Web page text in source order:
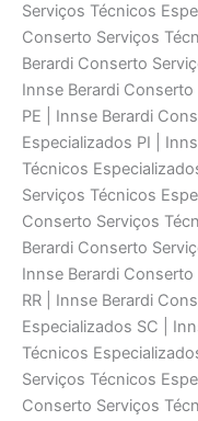
Serviços Técnicos
Conserto Serviços
Berardi Conserto
Innse Berardi
PE | Innse Berardi
Especializados PI |
Técnicos
Serviços Técnicos
Conserto Serviços
Berardi Conserto
Innse Berardi
RR | Innse Berardi
Especializados SC |
Técnicos
Serviços Técnicos
Conserto Serviços